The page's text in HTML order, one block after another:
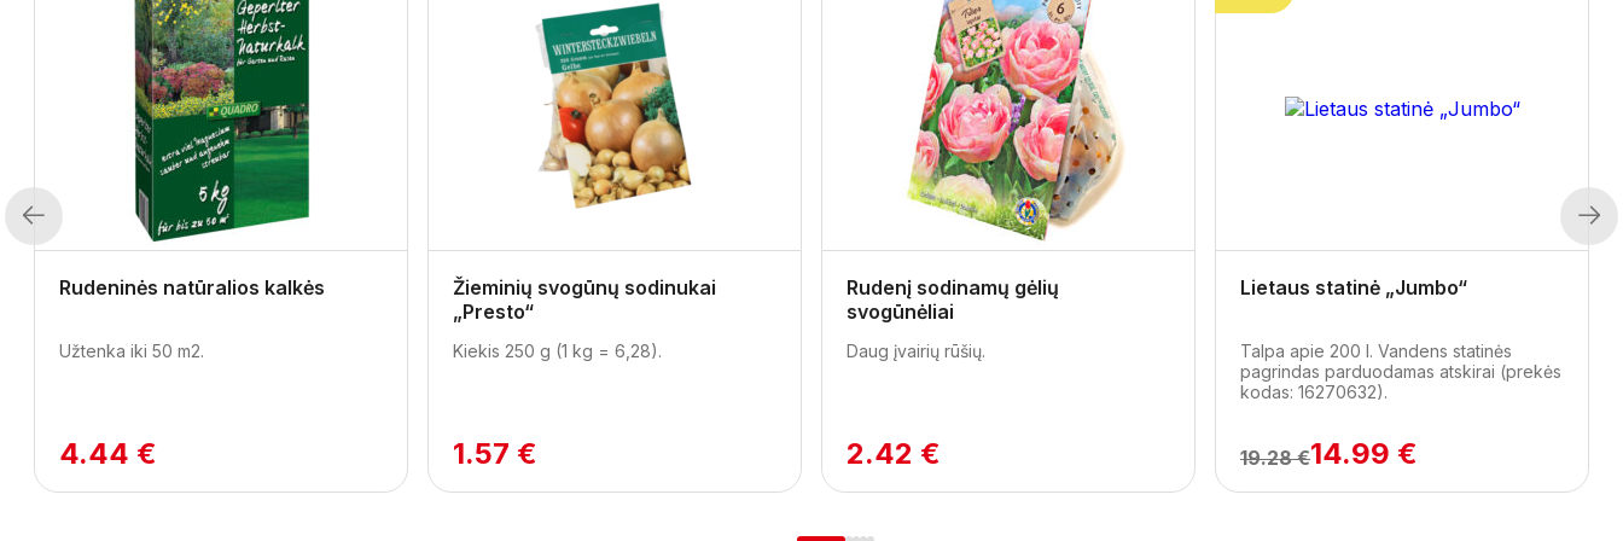
Previous
Rudeninės natūralios kalkės
Užtenka iki 50 m2.
4.44 €
Žieminių svogūnų sodinukai
„Presto“
Kiekis 250 g (1 kg = 6,28).
1.57 €
Rudenį sodinamų gėlių
svogūnėliai
Daug įvairių rūšių.
2.42 €
Lietaus statinė „Jumbo“
Talpa apie 200 l. Vandens statinės
pagrindas parduodamas atskirai (prekės
kodas: 16270632).
19.28 €14.99 €
Next